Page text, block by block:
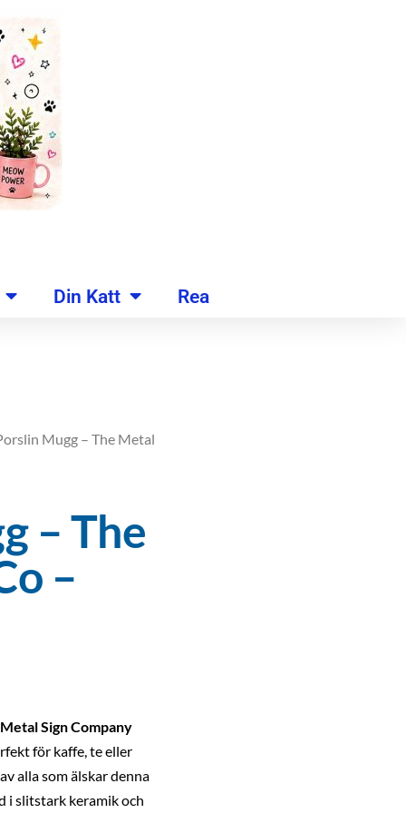
Din Katt Rea
Mugg – The Metal
– The
–
Sign Company
för kaffe, te eller
alla som älskar denna
i slitstark keramik och